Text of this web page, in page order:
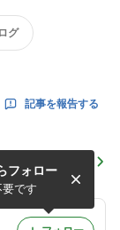
グ
記事を報告する
庫と感動した
フォロー
です